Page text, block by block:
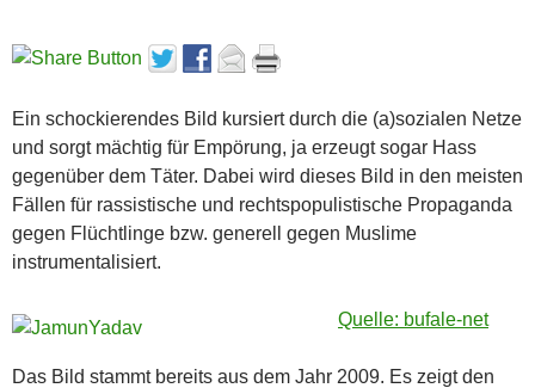
Ein schockierendes Bild kursiert durch die (a)sozialen Netze
und sorgt mächtig für Empörung, ja erzeugt sogar Hass
gegenüber dem Täter. Dabei wird dieses Bild in den meisten
Fällen für rassistische und rechtspopulistische Propaganda
gegen Flüchtlinge bzw. generell gegen Muslime
instrumentalisiert.
Quelle: bufale-net
Das Bild stammt bereits aus dem Jahr 2009. Es zeigt den